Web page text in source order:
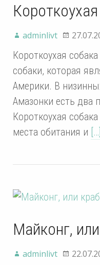
adminlivt
Короткоухая
собаки, которая
Америки. В
Амазонки есть два
Короткоухая
места обитания и […]
Майконг,
adminlivt